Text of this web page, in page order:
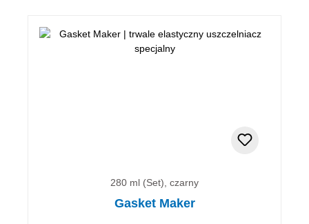
280 ml (Set), czarny
Gasket Maker